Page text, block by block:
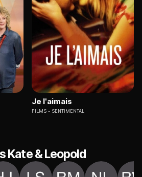
Je l'aimais
FILMS SENTIMENTAL
Kate & Leopold